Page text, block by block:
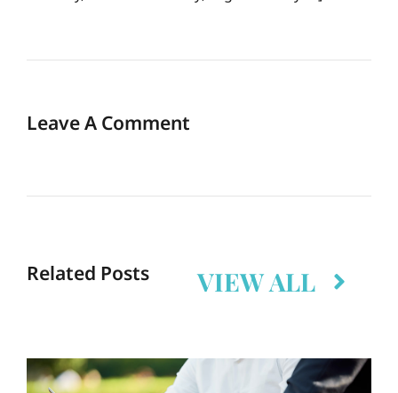
Leave A Comment
Related Posts VIEW ALL